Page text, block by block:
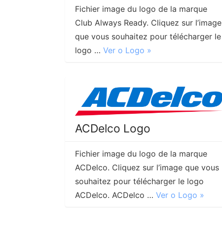
Fichier image du logo de la marque
Club Always Ready. Cliquez sur l’image
que vous souhaitez pour télécharger le
logo … Ver o Logo »
ACDelco Logo
Fichier image du logo de la marque
ACDelco. Cliquez sur l’image que vous
souhaitez pour télécharger le logo
ACDelco. ACDelco … Ver o Logo »